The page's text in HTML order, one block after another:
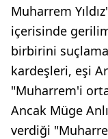
Muharrem
içerisinde
birbirini
kardeşleri, eşi
"Muharrem'i
Ancak Müge
verdiği